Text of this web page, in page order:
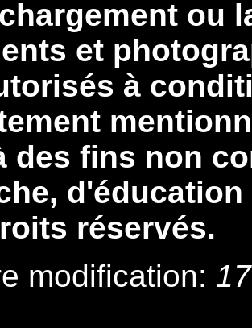
ou
et
à
des fins non
réservés.
modification: